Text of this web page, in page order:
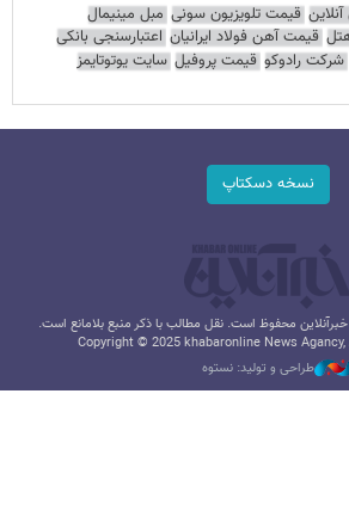
قیمت تلویزیون سونی مبل مینیمال
قیمت آهن فولاد ایرانیان اعتبارسنجی بانکی
شرکت رادوکو قیمت پروفیل سایت یوتوتایمز
نسخه دسکتاپ
محفوظ است. نقل مطالب با ذکر منبع بلامانع است.
Copyright © 2025 khabaronline News
طراحی و تولید: نستوه